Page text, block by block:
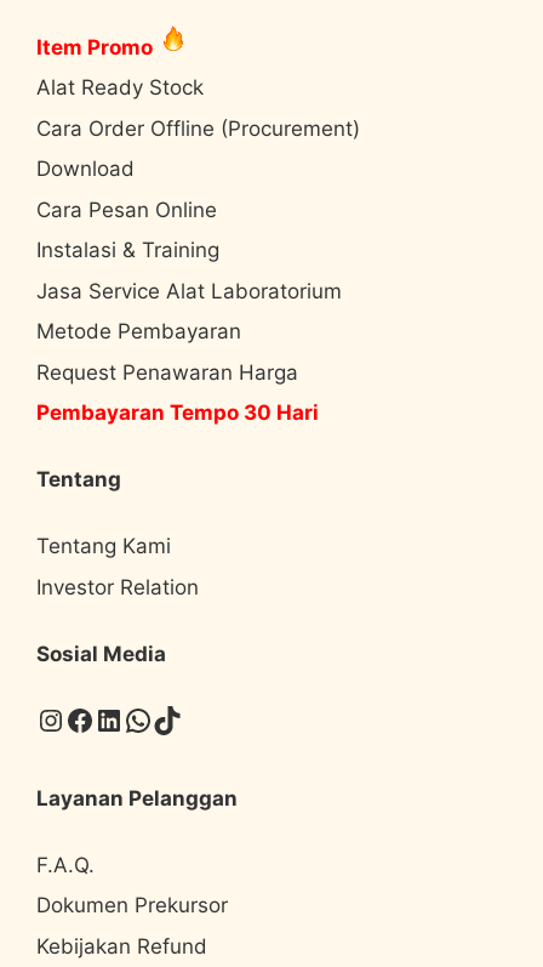
Item Promo
Alat Ready Stock
Cara Order Offline (Procurement)
Download
Cara Pesan Online
Instalasi & Training
Jasa Service Alat Laboratorium
Metode Pembayaran
Request Penawaran Harga
Pembayaran Tempo 30 Hari
Tentang
Tentang Kami
Investor Relation
Sosial Media
Instagram
Facebook
LinkedIn
WhatsApp
TikTok
Layanan Pelanggan
F.A.Q.
Dokumen Prekursor
Kebijakan Refund